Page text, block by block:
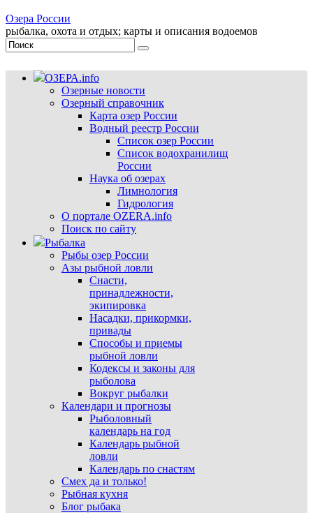
Озера России
рыбалка, охота и отдых; карты и описания водоемов
ОЗЕРА.info
Озерные новости
Озерный справочник
Карта озер России
Водный реестр России
Список озер России
Список водохранилищ
России
Наука об озерах
Лимнология
Гидрология
О портале OZERA.info
Поиск по сайту
Рыбалка
Рыбы озер России
Азы рыбной ловли
Снасти,
принадлежности,
экипировка
Насадки, прикормки,
привады
Способы и приемы
рыбной ловли
Кодексы и законы для
рыболова
Вокруг рыбалки
Календари и прогнозы
Рыболовный
календарь на год
Календарь рыбной
ловли
Календарь по снастям
Смех да и только!
Рыбная кухня
Блог рыбака